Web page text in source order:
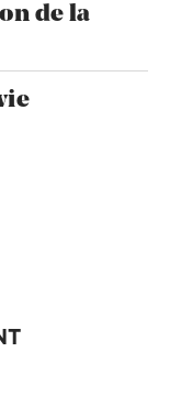
de la